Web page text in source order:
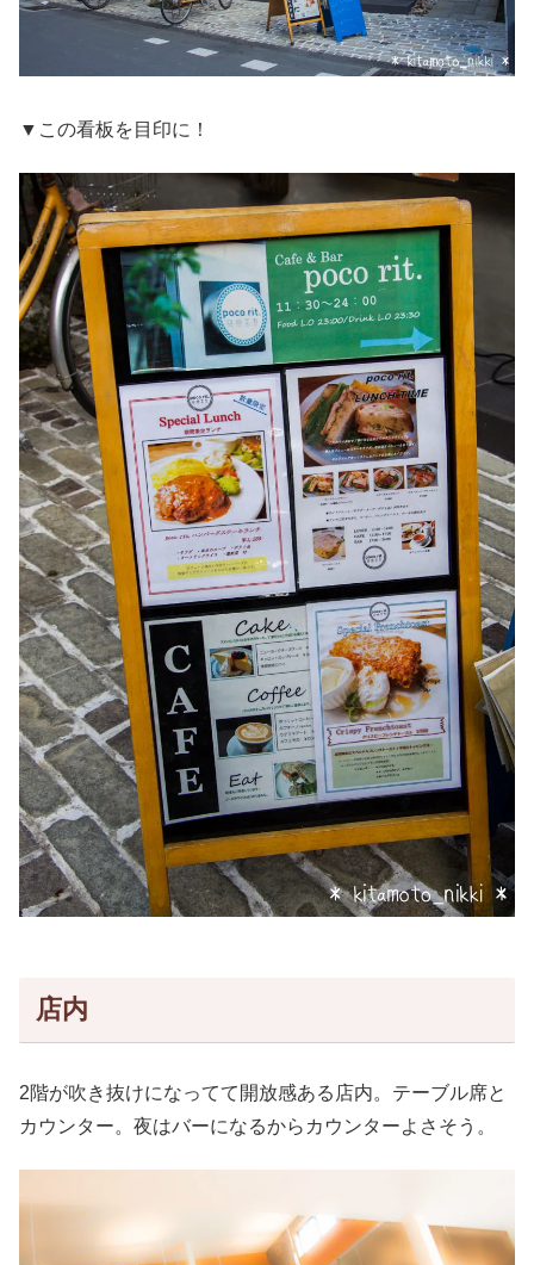
▼この看板を目印に！
店内
2階が吹き抜けになってて開放感ある店内。テーブル席と
カウンター。夜はバーになるからカウンターよさそう。